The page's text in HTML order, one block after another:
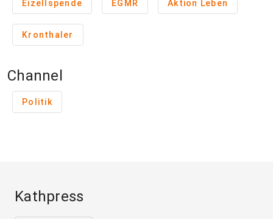
Eizellspende EGMR Aktion Leben
Kronthaler
Channel
Politik
Kathpress